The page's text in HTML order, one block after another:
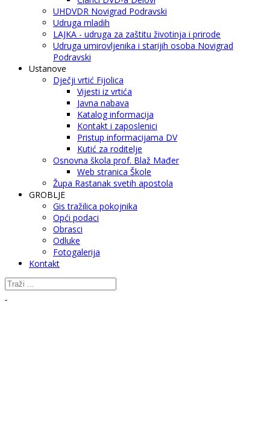
UHDVDR Novigrad Podravski
Udruga mladih
LAJKA - udruga za zaštitu životinja i prirode
Udruga umirovljenika i starijih osoba Novigrad
Podravski
Ustanove
Dječji vrtić Fijolica
Vijesti iz vrtića
Javna nabava
Katalog informacija
Kontakt i zaposlenici
Pristup informacijama DV
Kutić za roditelje
Osnovna škola prof. Blaž Mađer
Web stranica Škole
Župa Rastanak svetih apostola
GROBLJE
Gis tražilica pokojnika
Opći podaci
Obrasci
Odluke
Fotogalerija
Kontakt